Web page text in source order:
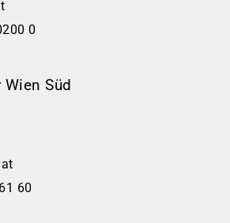
0
Süd
60